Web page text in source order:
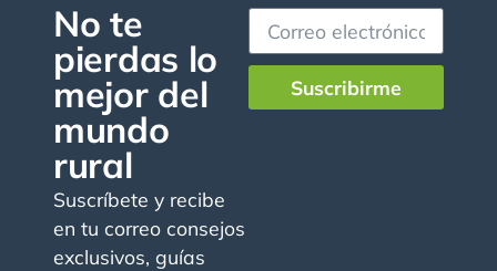
No te
pierdas lo
mejor del
mundo
rural
Suscríbete y recibe
en tu correo consejos
exclusivos, guías
Suscribirme